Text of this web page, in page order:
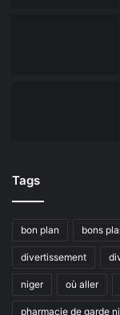
Tags
bon plan bons
divertissement
niger où aller
pharmacie de garde